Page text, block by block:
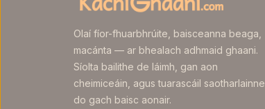
Olaí fíor-fhuarbhrúite, baisceanna beaga,
macánta — ar bhealach adhmaid ghaani.
Síolta bailithe de láimh, gan aon
cheimiceáin, agus tuarascáil saotharlainne
do gach baisc aonair.